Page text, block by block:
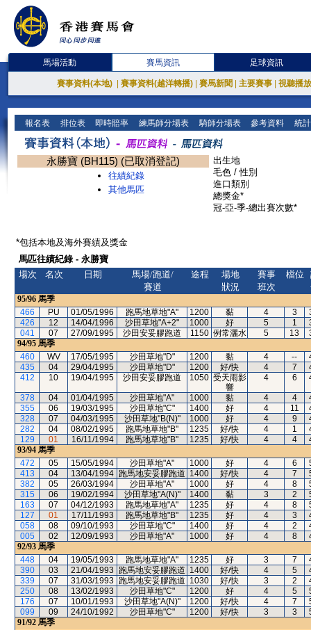
馬場活動 賽馬資訊 足球資訊
賽事資料(本地) 賽事資料(越洋轉播) 賽馬新聞 主要賽事 視聽播
報名表 排位表 即時賠率 練馬師分場表 騎師分場表 參考資料 統
永勝寶 (BH115) (已取消登記)
往績紀錄
其他馬匹
出生地
毛色 / 性別
進口類別
總獎金*
冠-亞-季-總出賽次數*
*包括本地及海外賽績及獎金
馬匹往績紀錄 - 永勝寶
場次
名次 日期
馬場/跑道/
賽道
途程
場地
狀況
賽事
班次
檔位
95/96 馬季
466
PU 01/05/1996 跑馬地草地"A" 1200 黏 4 3
426
12 14/04/1996 沙田草地"A+2" 1000 好 5 1
041
07 27/09/1995 沙田安妥膠跑道 1150 例常灑水 5 13
94/95 馬季
460
WV 17/05/1995 沙田草地"D" 1200 黏 4 --
435
04 29/04/1995 沙田草地"D" 1200 好/快 4 7
412
10 19/04/1995 沙田安妥膠跑道 1050 受天雨影
響
4 6
378 04 01/04/1995 沙田草地"A" 1000 黏 4 4
355
06 19/03/1995 沙田草地"C" 1400 好 4 11
328
07 04/03/1995 沙田草地"B(N)" 1000 好 4 9
282
04 08/02/1995 跑馬地草地"B" 1235 好/快 4 1
129
01 16/11/1994 跑馬地草地"B" 1235 好/快 4 4
93/94 馬季
472
05 15/05/1994 沙田草地"A" 1000 好 4 6
413
04 13/04/1994 跑馬地安妥膠跑道 1400 好/快 4 7
382
05 26/03/1994 沙田草地"A" 1000 好 4 8
315
06 19/02/1994 沙田草地"A(N)" 1400 黏 3 2
163
07 04/12/1993 跑馬地草地"A" 1235 好 4 8
127
01 17/11/1993 跑馬地草地"B" 1235 好 4 3
058
08 09/10/1993 沙田草地"C" 1400 好 4 2
005
02 12/09/1993 沙田草地"A" 1000 好 4 8
92/93 馬季
448
04 19/05/1993 跑馬地草地"A" 1235 好 3 7
390
03 21/04/1993 跑馬地安妥膠跑道 1400 好/快 4 5
339
07 31/03/1993 跑馬地安妥膠跑道 1030 好/快 3 2
250
08 13/02/1993 沙田草地"C" 1200 好 4 5
176
07 10/01/1993 沙田草地"A(N)" 1200 好/快 4 7
099
09 24/10/1992 沙田草地"C" 1200 好/快 3 3
91/92 馬季